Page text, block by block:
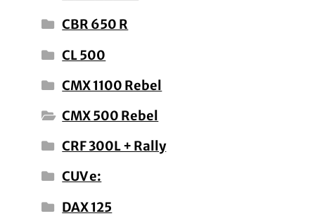
CBR 650 R
CL 500
CMX 1100 Rebel
CMX 500 Rebel
CRF 300L + Rally
CUV e:
DAX 125